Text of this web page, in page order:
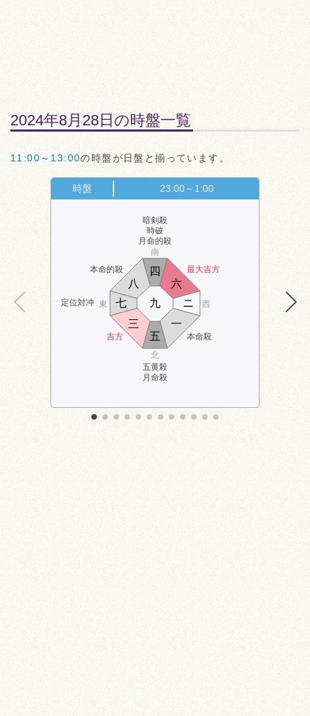
2024年8月28日の時盤一覧
11:00～13:00の時盤が日盤と揃っています。
時盤 23:00～1:00
本命的殺
暗剣殺
時破
月命的殺
最大吉方
定位対冲
吉方
五黄殺
月命殺
本命殺
南
北
東 西
五
六
七
八
九
一
ニ
三
四